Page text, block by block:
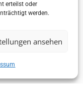
erteilst oder
werden.
ansehen